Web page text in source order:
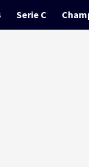
Serie C